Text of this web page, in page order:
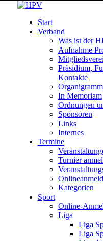
Start
Verband
Was ist der
Aufnahme
Präsidium,
Kontakte
Organigramm
In Memoriam
Ordnungen
Sponsoren
Links
Internes
Termine
Turnier
Kategorien
Sport
Online-
Liga
Liga
Liga